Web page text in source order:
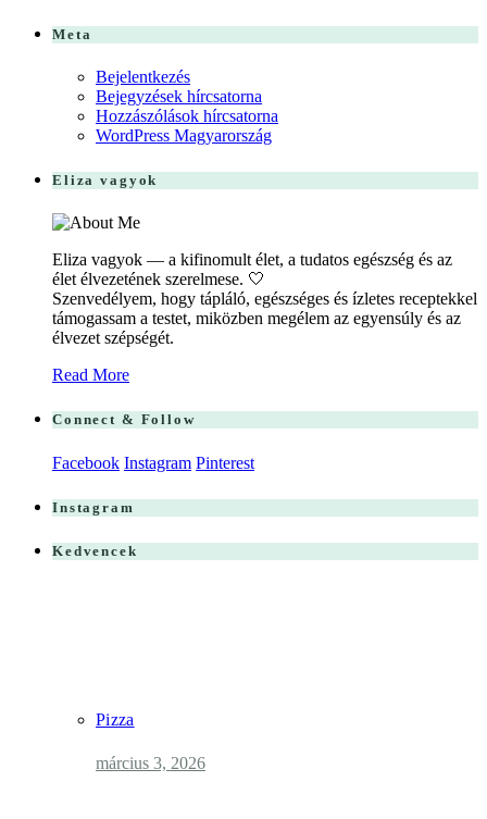
Meta
Bejelentkezés
Bejegyzések hírcsatorna
Hozzászólások hírcsatorna
WordPress Magyarország
Eliza vagyok
Eliza vagyok — a kifinomult élet, a tudatos egészség és az
élet élvezetének szerelmese. 🤍
Szenvedélyem, hogy tápláló, egészséges és ízletes receptekkel
támogassam a testet, miközben megélem az egyensúly és az
élvezet szépségét.
Read More
Connect & Follow
Facebook Instagram Pinterest
Instagram
Kedvencek
Pizza
március 3, 2026